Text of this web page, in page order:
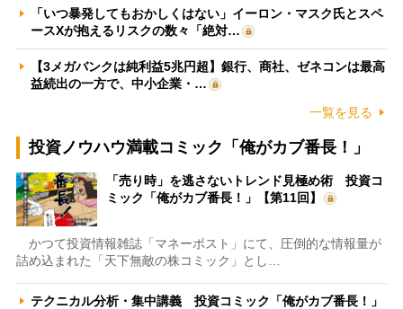
「いつ暴発してもおかしくはない」イーロン・マスク氏とスペ
ースXが抱えるリスクの数々「絶対…
【3メガバンクは純利益5兆円超】銀行、商社、ゼネコンは最高
益続出の一方で、中小企業・…
一覧を見る
投資ノウハウ満載コミック「俺がカブ番長！」
「売り時」を逃さないトレンド見極め術 投資コ
ミック「俺がカブ番長！」【第11回】
かつて投資情報雑誌「マネーポスト」にて、圧倒的な情報量が
詰め込まれた「天下無敵の株コミック」とし…
テクニカル分析・集中講義 投資コミック「俺がカブ番長！」